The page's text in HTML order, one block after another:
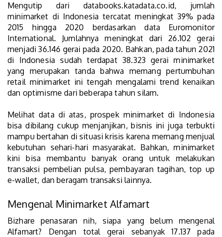
Mengutip dari databooks.katadata.co.id, jumlah
minimarket di Indonesia tercatat meningkat 39% pada
2015 hingga 2020 berdasarkan data Euromonitor
International. Jumlahnya meningkat dari 26.102 gerai
menjadi 36.146 gerai pada 2020. Bahkan, pada tahun 2021
di Indonesia sudah terdapat 38.323 gerai minimarket
yang merupakan tanda bahwa memang pertumbuhan
retail minimarket ini tengah mengalami trend kenaikan
dan optimisme dari beberapa tahun silam.
Melihat data di atas, prospek minimarket di Indonesia
bisa dibilang cukup menjanjikan, bisnis ini juga terbukti
mampu bertahan di situasi krisis karena memang menjual
kebutuhan sehari-hari masyarakat. Bahkan, minimarket
kini bisa membantu banyak orang untuk melakukan
transaksi pembelian pulsa, pembayaran tagihan, top up
e-wallet, dan beragam transaksi lainnya.
Mengenal Minimarket Alfamart
Bizhare penasaran nih, siapa yang belum mengenal
Alfamart? Dengan total gerai sebanyak 17.137 pada